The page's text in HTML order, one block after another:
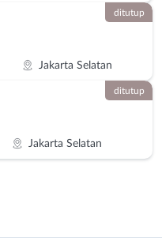
Jakarta Selatan
ditutup
Jakarta Selatan
ditutup